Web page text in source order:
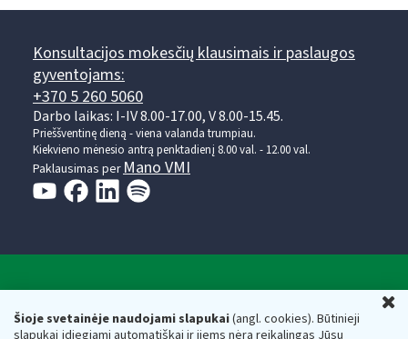
Šioje svetainėje naudojami slapukai(angl. cookies). Būtinieji
slapukai įdiegiami automatiškai ir jiems nėra reikalingas Jūsų
Konsultacijos mokesčių klausimais ir paslaugos
gyventojams:
+370 5 260 5060
Darbo laikas: I-IV 8.00-17.00, V 8.00-15.45.
Prieššventinę dieną - viena valanda trumpiau.
Kiekvieno mėnesio antrą penktadienį 8.00 val. - 12.00 val.
Paklausimas per Mano VMI
Respublikos finansų ministerijos